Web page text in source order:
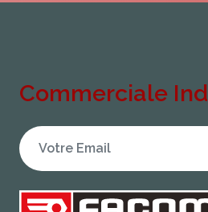
Commerciale